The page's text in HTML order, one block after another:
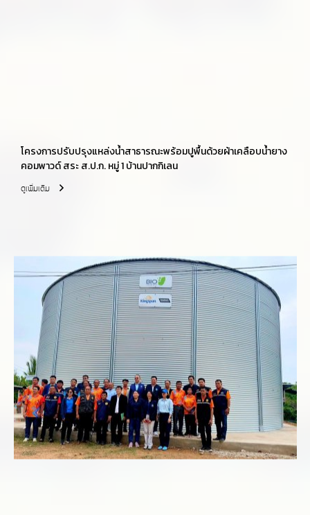
โครงการปรับปรุงแหล่งน้ำสาธารณะพร้อมปูพื้นด้วยผ้าเคลือบน้ำยาง
คอมพาวด์ สระ ส.ป.ก. หมู่ 1 บ้านปากกิเลน
ดูเพิ่มเติม